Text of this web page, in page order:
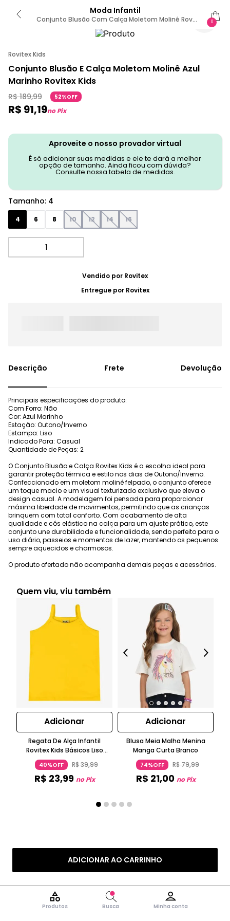
Moda Infantil
Conjunto Blusão Com Calça Moletom Molinê Rovi
Kids Azul 4 / Azul
0
Produtos Busca Minha conta
Rovitex Kids
Conjunto Blusão E Calça Moletom Molinê Azul
Marinho Rovitex Kids
R$ 189,99 52%OFF
R$ 91,19no Pix
Aproveite o nosso provador virtual
É só adicionar suas medidas e ele te dará a melhor
opção de tamanho. Ainda ficou com dúvida?
Consulte nossa tabela de medidas.
Tamanho: 4
4 6 8 10 12 14 16
ADICIONAR AO CARRINHO
Vendido por Rovitex
Entregue por Rovitex
Frete Devolução
Principais especificações do produto:
Com Forro: Não
Cor: Azul Marinho
Estação: Outono/Inverno
Estampa: Liso
Indicado Para: Casual
Quantidade de Peças: 2
O Conjunto Blusão e Calça Rovitex Kids é a escolha ideal para
garantir proteção térmica e estilo nos dias de Outono/Inverno.
Confeccionado em moletom molinê felpado, o conjunto oferece
um toque macio e um visual texturizado exclusivo que eleva o
design casual. A modelagem foi pensada para proporcionar
máxima liberdade de movimentos, permitindo que as crianças
brinquem com total conforto. Com acabamento de alta
qualidade e cós elástico na calça para um ajuste prático, este
conjunto une durabilidade e funcionalidade, sendo perfeito para o
uso diário, passeios e momentos de lazer, mantendo os pequenos
sempre aquecidos e charmosos.
O produto ofertado não acompanha demais peças e acessórios.
Quem viu, viu também
Adicionar
Regata De Alça Infantil
Rovitex Kids Básicos Liso
Amarelo
40%OFF R$39,99
R$ 23,99 no Pix
Adicionar
Blusa Meia Malha Menina
Manga Curta Branco
74%OFF R$79,99
R$ 21,00 no Pix